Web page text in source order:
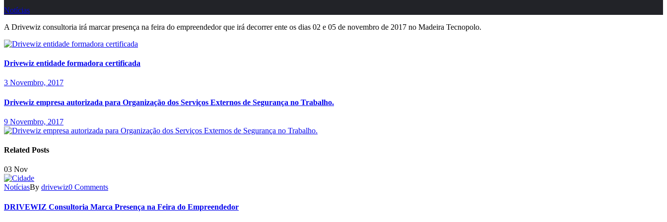
Notícias
A Drivewiz consultoria irá marcar presença na feira do empreendedor que irá decorrer ente os dias 02 e 05 de novembro de 2017 no Madeira Tecnopolo.
Drivewiz entidade formadora certificada
3 Novembro, 2017
Drivewiz empresa autorizada para Organização dos Serviços Externos de Segurança no Trabalho.
9 Novembro, 2017
Related Posts
03 Nov
NotíciasBy drivewiz0 Comments
DRIVEWIZ Consultoria Marca Presença na Feira do Empreendedor